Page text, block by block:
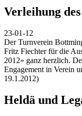
Verleihung
23-01-12
Der Turnverein
Fritz Fiechter für die
2012» ganz herzlich.
Engagement in Verein
19.1.2012)
Heldä und